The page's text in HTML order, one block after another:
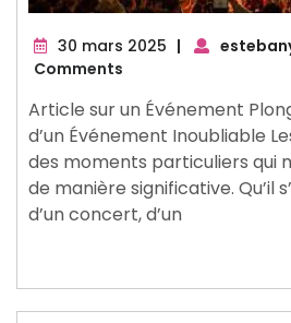
30 mars 2025 30
|
Comments
Article sur un Événement
d’un Événement Inoubliable
des moments particuliers qui
de manière significative. Qu’il
d’un concert, d’un